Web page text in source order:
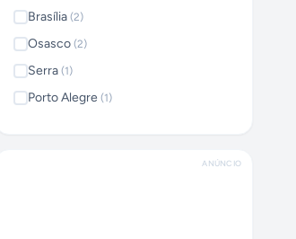
Brasília (2)
Osasco (2)
Serra (1)
Porto Alegre (1)
ANÚNCIO